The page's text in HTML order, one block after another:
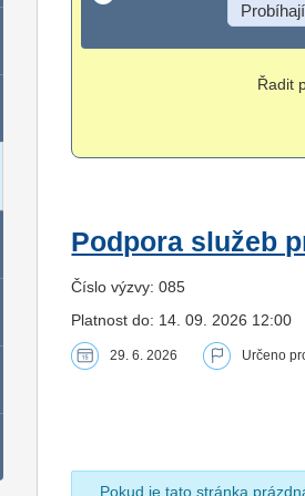
Řadit
Podpora služeb
Číslo výzvy: 085
Platnost do: 14. 09. 2026 12:00
29. 6. 2026 Určeno
Pokud je tato stránka